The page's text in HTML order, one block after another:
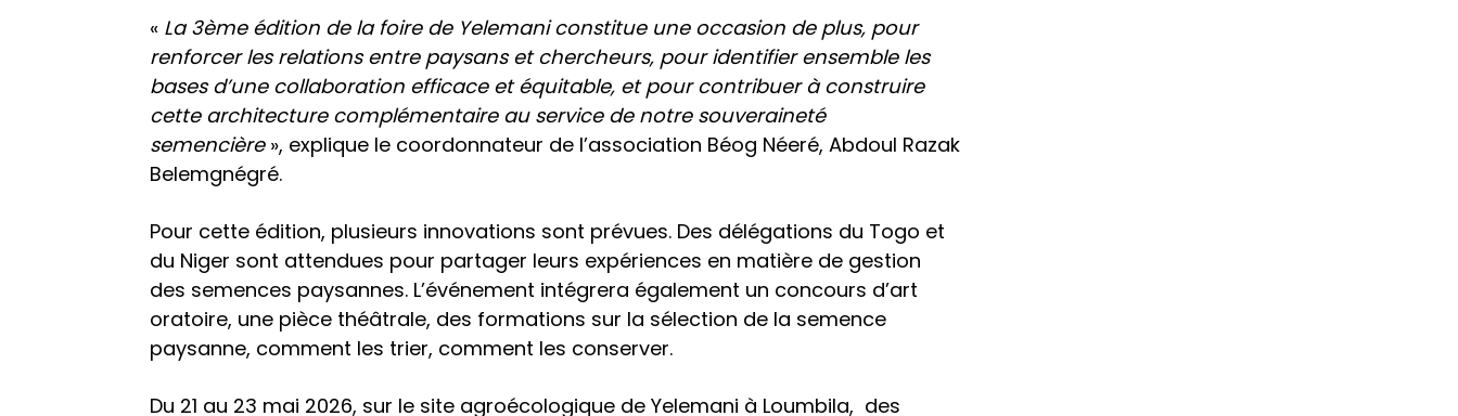
« La 3ème édition de la foire de Yelemani constitue une occasion de plus, pour
renforcer les relations entre paysans et chercheurs, pour identifier ensemble les
bases d’une collaboration efficace et équitable, et pour contribuer à construire
cette architecture complémentaire au service de notre souveraineté
semencière», explique le coordonnateur de l’association Béog Néeré, Abdoul Razak
Belemgnégré.
Pour cette édition, plusieurs innovations sont prévues. Des délégations du Togo et
du Niger sont attendues pour partager leurs expériences en matière de gestion
des semences paysannes. L’événement intégrera également un concours d’art
oratoire, une pièce théâtrale, des formations sur la sélection de la semence
paysanne, comment les trier, comment les conserver.
Du 21 au 23 mai 2026, sur le site agroécologique de Yelemani à Loumbila, des